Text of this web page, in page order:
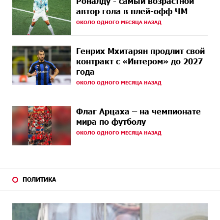
15 ДНЕЙ
НАЗАД
Против кого вооружается Азербайджан? Аршак
Карапетян
15 ДНЕЙ
НАЗАД
При поддержке Ucom в спортивной школе Вайка
установлена солнечная электростанция мощностью
15 кВт
НАЗАД
играх»: Idram&IDBank
17 ДНЕЙ
НАЗАД
Кругом война. А вас вводят в заблуждение. Аршак
Карапетян
Ереванян, 3/47
21 ДНЕЙ До 25% idcoin-ов при покупке авиабилетов Flyone:
автор гола в плей-офф ЧМ
ОКОЛО ОДНОГО МЕСЯЦА НАЗАД
Генрих Мхитарян продлит свой
контракт с «Интером» до 2027
года
ОКОЛО ОДНОГО МЕСЯЦА НАЗАД
Флаг Арцаха – на чемпионате
мира по футболу
ОКОЛО ОДНОГО МЕСЯЦА НАЗАД
ПОЛИТИКА